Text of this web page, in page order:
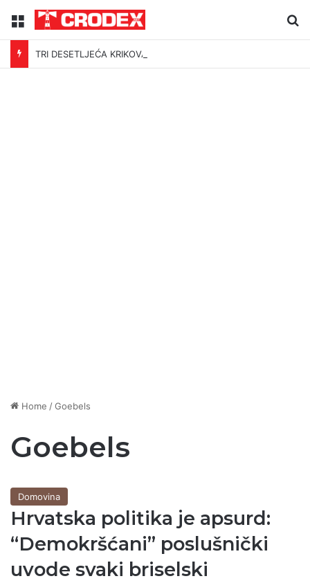
Menu
TRI DESETLJEĆA KRIKOVA OČAJNIKA
Home /Goebels
Goebels
Domovina
Hrvatska politika je apsurd:
“Demokršćani” poslušnički
uvode svaki briselski